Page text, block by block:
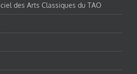
des Arts Classiques du TAO